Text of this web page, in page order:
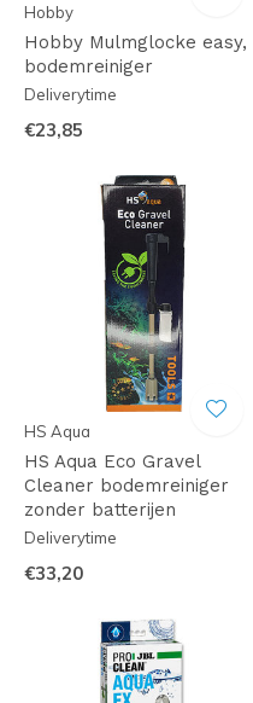
Hobby
Hobby Mulmglocke easy,
bodemreiniger
Deliverytime
€23,85
HS Aqua
HS Aqua Eco Gravel
Cleaner bodemreiniger
zonder batterijen
Deliverytime
€33,20